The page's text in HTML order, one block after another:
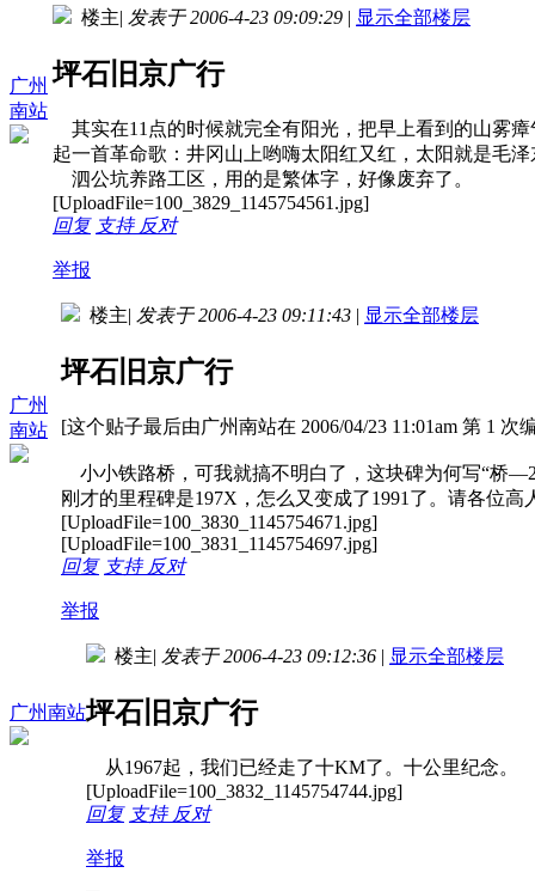
广州
南站
楼主| 发表于 2006-4-23 09:09:29 | 显示全部楼层
坪石旧京广行
其实在11点的时候就完全有阳光，把早上看到的山雾
起一首革命歌：井冈山上哟嗨太阳红又红，太阳就是毛
泗公坑养路工区，用的是繁体字，好像废弃了。
[UploadFile=100_3829_1145754561.jpg]
回复 支持 反对
举报
广州
南站
楼主| 发表于 2006-4-23 09:11:43 | 显示全部楼层
坪石旧京广行
[这个贴子最后由广州南站在 2006/04/23 11:01am 第 1 次
小小铁路桥，可我就搞不明白了，这块碑为何写“桥
刚才的里程碑是197X，怎么又变成了1991了。请各位高
[UploadFile=100_3830_1145754671.jpg]
[UploadFile=100_3831_1145754697.jpg]
回复 支持 反对
举报
广州南站
楼主| 发表于 2006-4-23 09:12:36 | 显示全部楼层
坪石旧京广行
从1967起，我们已经走了十KM了。十公里纪念。
[UploadFile=100_3832_1145754744.jpg]
回复 支持 反对
举报